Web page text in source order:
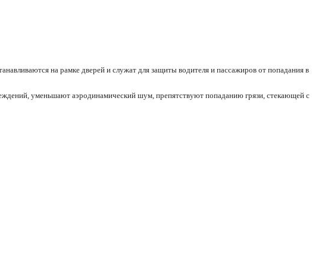
на рамке дверей и служат для защиты водителя и пассажиров от попадания в
уменьшают аэродинамический шум, препятствуют попаданию грязи, стекающей с